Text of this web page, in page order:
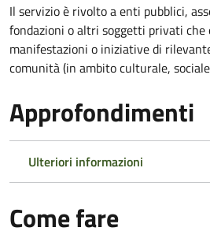
Il servizio è rivolto a enti pubblici,
fondazioni o altri soggetti privati che
manifestazioni o iniziative di
comunità (in ambito culturale,
Approfondimenti
Ulteriori informazioni
Come fare